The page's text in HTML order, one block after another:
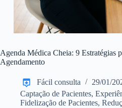
Agenda Médica Cheia: 9 Estratégias
Agendamento
Fácil consulta
29/01/
Captação de Pacientes,
Fidelização de Pacientes,